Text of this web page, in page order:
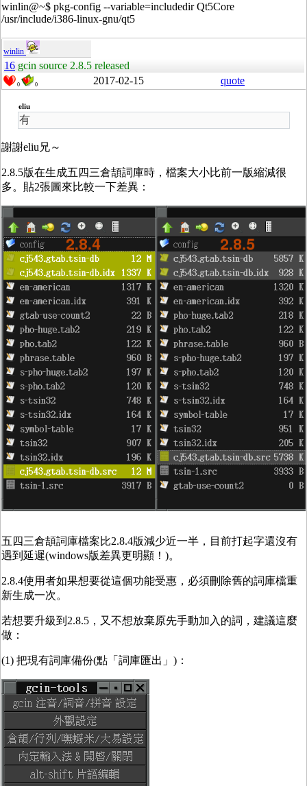
winlin@~$ pkg-config --variable=includedir Qt5Core
/usr/include/i386-linux-gnu/qt5
winlin
16 gcin source 2.8.5 released
0 0 2017-02-15 quote
eliu
有
謝謝eliu兄～
2.8.5版在生成五四三倉頡詞庫時，檔案大小比前一版縮減很
多。貼2張圖來比較一下差異：
五四三倉頡詞庫檔案比2.8.4版減少近一半，目前打起字還沒有
遇到延遲(windows版差異更明顯！)。
2.8.4使用者如果想要從這個功能受惠，必須刪除舊的詞庫檔重
新生成一次。
若想要升級到2.8.5，又不想放棄原先手動加入的詞，建議這麼
做：
(1) 把現有詞庫備份(點「詞庫匯出」)：